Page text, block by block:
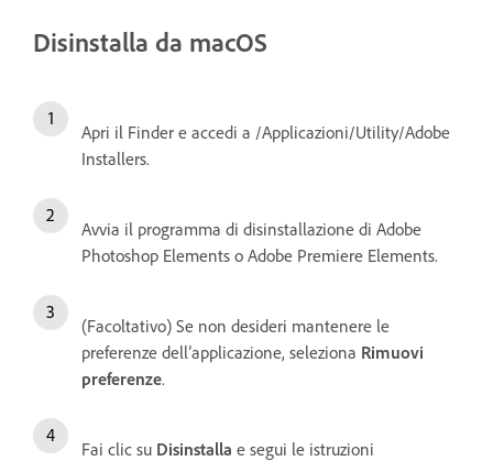
Disinstalla da macOS
Apri il Finder e accedi a /Applicazioni/Utility/Adobe
Installers.
Avvia il programma di disinstallazione di Adobe
Photoshop Elements o Adobe Premiere Elements.
(Facoltativo) Se non desideri mantenere le
preferenze dell’applicazione, seleziona Rimuovi
preferenze.
Fai clic su Disinstalla e segui le istruzioni